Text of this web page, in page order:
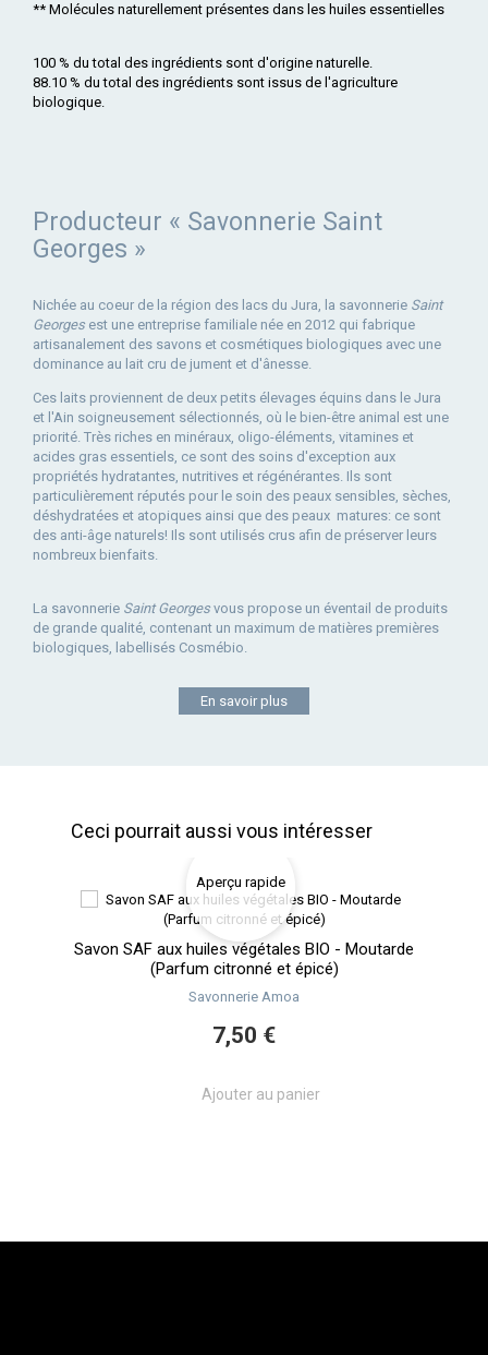
** Molécules naturellement présentes dans les huiles essentielles
100 % du total des ingrédients sont d'origine naturelle.
88.10 % du total des ingrédients sont issus de l'agriculture
biologique.
Producteur « Savonnerie Saint
Georges »
Nichée au coeur de la région des lacs du Jura, la savonnerie Saint
Georgesest une entreprise familiale née en 2012 qui fabrique
artisanalement des savons et cosmétiques biologiques avec une
dominance au lait cru de jument et d'ânesse.
Ces laits proviennent de deux petits élevages équins dans le Jura
et l'Ain soigneusement sélectionnés, où le bien-être animal est une
priorité. Très riches en minéraux, oligo-éléments, vitamines et
acides gras essentiels, ce sont des soins d'exception aux
propriétés hydratantes, nutritives et régénérantes. Ils sont
particulièrement réputés pour le soin des peaux sensibles, sèches,
déshydratées et atopiques ainsi que des peaux matures: ce sont
des anti-âge naturels! Ils sont utilisés crus afin de préserver leurs
nombreux bienfaits.
La savonnerie Saint Georgesvous propose un éventail de produits
de grande qualité, contenant un maximum de matières premières
biologiques, labellisés Cosmébio.
En savoir plus
Ceci pourrait aussi vous intéresser
Aperçu rapide
Savon SAF aux huiles végétales BIO - Moutarde
(Parfum citronné et épicé)
Savonnerie Amoa
7,50 €
Ajouter au panier